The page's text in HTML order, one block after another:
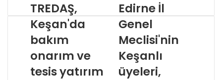
TREDAŞ,
Keşan'da
bakım
onarım ve
tesis yatırım
Edirne İl
Genel
Meclisi'nin
Keşanlı
üyeleri,